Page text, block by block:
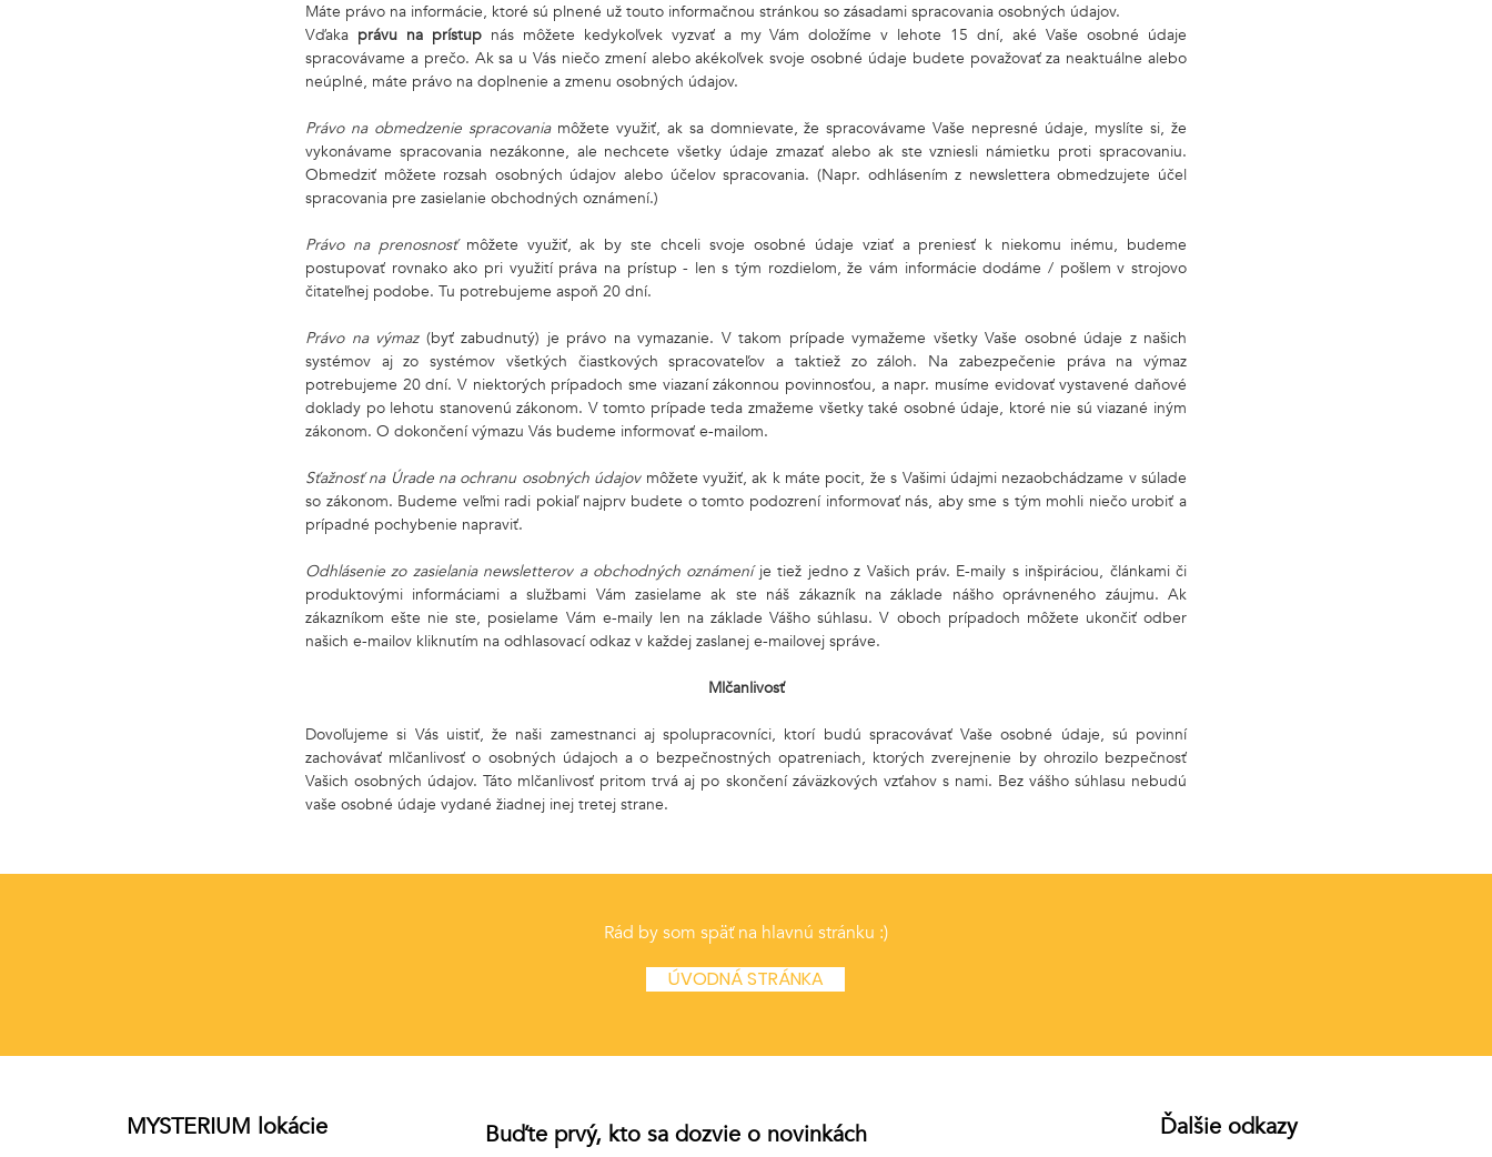
Máte právo na informácie, ktoré sú plnené už touto informačnou stránkou so zásadami spracovania osobných údajov.
Vďaka právu na prístup nás môžete kedykoľvek vyzvať a my Vám doložíme v lehote 15 dní, aké Vaše osobné údaje
spracovávame a prečo. Ak sa u Vás niečo zmení alebo akékoľvek svoje osobné údaje budete považovať za neaktuálne alebo
neúplné, máte právo na doplnenie a zmenu osobných údajov.
Právo na obmedzenie spracovania môžete využiť, ak sa domnievate, že spracovávame Vaše nepresné údaje, myslíte si, že
vykonávame spracovania nezákonne, ale nechcete všetky údaje zmazať alebo ak ste vzniesli námietku proti spracovaniu.
Obmedziť môžete rozsah osobných údajov alebo účelov spracovania. (Napr. odhlásením z newslettera obmedzujete účel
spracovania pre zasielanie obchodných oznámení.)
Právo na prenosnosť môžete využiť, ak by ste chceli svoje osobné údaje vziať a preniesť k niekomu inému, budeme
postupovať rovnako ako pri využití práva na prístup - len s tým rozdielom, že vám informácie dodáme / pošlem v strojovo
čitateľnej podobe. Tu potrebujeme aspoň 20 dní.
Právo na výmaz (byť zabudnutý) je právo na vymazanie. V takom prípade vymažeme všetky Vaše osobné údaje z našich
systémov aj zo systémov všetkých čiastkových spracovateľov a taktiež zo záloh. Na zabezpečenie práva na výmaz
potrebujeme 20 dní. V niektorých prípadoch sme viazaní zákonnou povinnosťou, a napr. musíme evidovať vystavené daňové
doklady po lehotu stanovenú zákonom. V tomto prípade teda zmažeme všetky také osobné údaje, ktoré nie sú viazané iným
zákonom. O dokončení výmazu Vás budeme informovať e-mailom.
Sťažnosť na Úrade na ochranu osobných údajov môžete využiť, ak k máte pocit, že s Vašimi údajmi nezaobchádzame v súlade
so zákonom. Budeme veľmi radi pokiaľ najprv budete o tomto podozrení informovať nás, aby sme s tým mohli niečo urobiť a
prípadné pochybenie napraviť.
Odhlásenie zo zasielania newsletterov a obchodných oznámeníje tiež jedno z Vašich práv. E-maily s inšpiráciou, článkami či
produktovými informáciami a službami Vám zasielame ak ste náš zákazník na základe nášho oprávneného záujmu. Ak
zákazníkom ešte nie ste, posielame Vám e-maily len na základe Vášho súhlasu. V oboch prípadoch môžete ukončiť odber
našich e-mailov kliknutím na odhlasovací odkaz v každej zaslanej e-mailovej správe.
Mlčanlivosť
Dovoľujeme si Vás uistiť, že naši zamestnanci aj spolupracovníci, ktorí budú spracovávať Vaše osobné údaje, sú povinní
zachovávať mlčanlivosť o osobných údajoch a o bezpečnostných opatreniach, ktorých zverejnenie by ohrozilo bezpečnosť
Vašich osobných údajov. Táto mlčanlivosť pritom trvá aj po skončení záväzkových vzťahov s nami. Bez vášho súhlasu nebudú
vaše osobné údaje vydané žiadnej inej tretej strane.
Rád by som späť na hlavnú stránku :)
ÚVODNÁ STRÁNKA
MYSTERIUM lokácie Buďte prvý, kto sa dozvie o novinkách Ďalšie odkazy